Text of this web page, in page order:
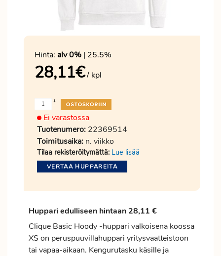
Hinta: alv 0% | 25.5%
28,11€/ kpl
-
+
Ei varastossa
Tuotenumero: 22369514
Toimitusaika: n. viikko
Tilaa rekisteröitymättä: Lue lisää
VERTAA HUPPAREITA
Huppari edulliseen hintaan 28,11 €
Clique Basic Hoody -huppari valkoisena koossa
XS on peruspuuvillahuppari yritysvaatteistoon
tai vapaa-aikaan. Kengurutasku käsille ja